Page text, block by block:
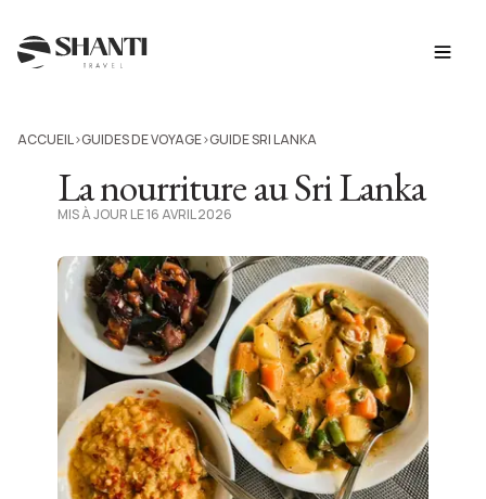
ACCUEIL>GUIDES DE VOYAGE>GUIDE SRI LANKA
La nourriture au Sri Lanka
MIS À JOUR LE 16 AVRIL 2026